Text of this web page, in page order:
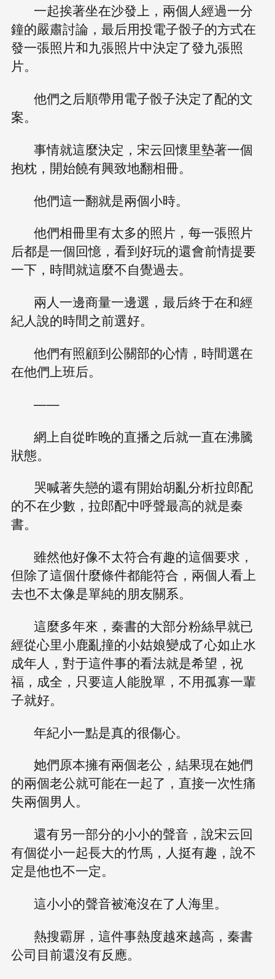
一起挨著坐在沙發上，兩個人經過一分
鐘的嚴肅討論，最后用投電子骰子的方式在
發一張照片和九張照片中決定了發九張照
片。
他們之后順帶用電子骰子決定了配的文
案。
事情就這麼決定，宋云回懷里墊著一個
抱枕，開始饒有興致地翻相冊。
他們這一翻就是兩個小時。
他們相冊里有太多的照片，每一張照片
后都是一個回憶，看到好玩的還會前情提要
一下，時間就這麼不自覺過去。
兩人一邊商量一邊選，最后終于在和經
紀人說的時間之前選好。
他們有照顧到公關部的心情，時間選在
在他們上班后。
——
網上自從昨晚的直播之后就一直在沸騰
狀態。
哭喊著失戀的還有開始胡亂分析拉郎配
的不在少數，拉郎配中呼聲最高的就是秦
書。
雖然他好像不太符合有趣的這個要求，
但除了這個什麼條件都能符合，兩個人看上
去也不太像是單純的朋友關系。
這麼多年來，秦書的大部分粉絲早就已
經從心里小鹿亂撞的小姑娘變成了心如止水
成年人，對于這件事的看法就是希望，祝
福，成全，只要這人能脫單，不用孤寡一輩
子就好。
年紀小一點是真的很傷心。
她們原本擁有兩個老公，結果現在她們
的兩個老公就可能在一起了，直接一次性痛
失兩個男人。
還有另一部分的小小的聲音，說宋云回
有個從小一起長大的竹馬，人挺有趣，說不
定是他也不一定。
這小小的聲音被淹沒在了人海里。
熱搜霸屏，這件事熱度越來越高，秦書
公司目前還沒有反應。